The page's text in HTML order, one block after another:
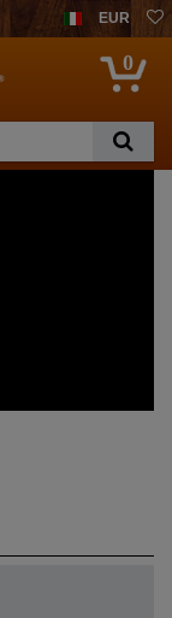
EUR
0